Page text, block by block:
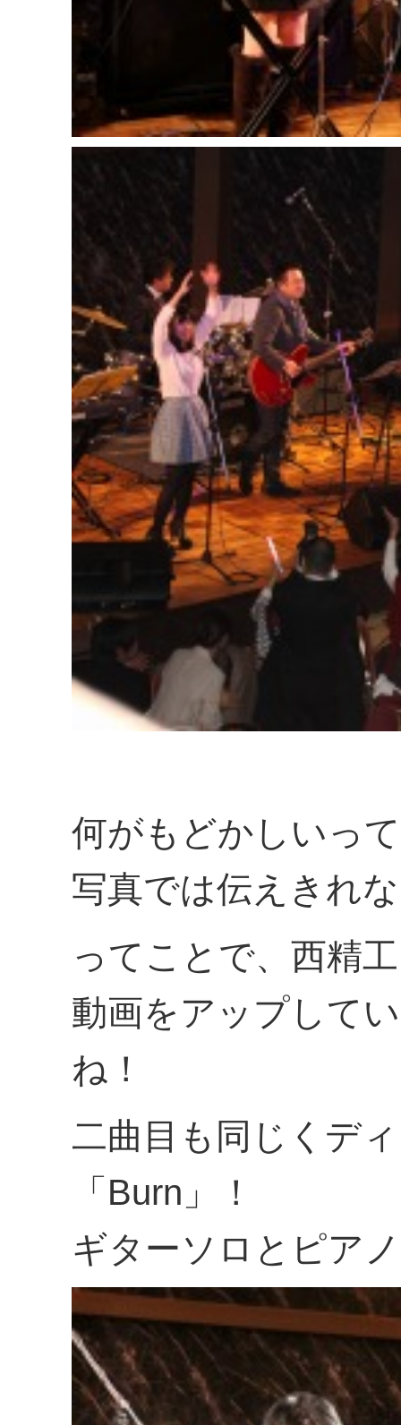
何がもどかしいっ
写真では伝えきれ
ってことで、西精
動画をアップして
ね！
二曲目も同じくデ
「Burn」！
ギターソロとピア